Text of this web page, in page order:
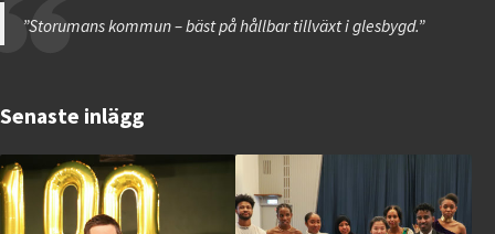
”Storumans kommun – bäst på hållbar tillväxt i glesbygd.”
Senaste inlägg